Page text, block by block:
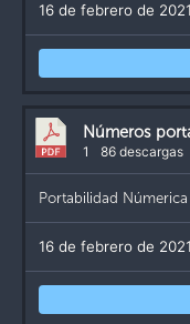
16 de febrero de 2021
Números
1 86 descargas
Portabilidad Númerica
16 de febrero de 2021